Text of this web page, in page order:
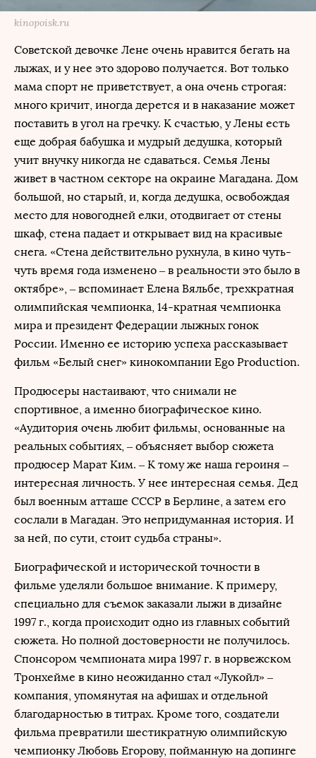
kinopoisk.ru
Советской девочке Лене очень нравится бегать на
лыжах, и у нее это здорово получается. Вот только
мама спорт не приветствует, а она очень строгая:
много кричит, иногда дерется и в наказание может
поставить в угол на гречку. К счастью, у Лены есть
еще добрая бабушка и мудрый дедушка, который
учит внучку никогда не сдаваться. Семья Лены
живет в частном секторе на окраине Магадана. Дом
большой, но старый, и, когда дедушка, освобождая
место для новогодней елки, отодвигает от стены
шкаф, стена падает и открывает вид на красивые
снега. «Стена действительно рухнула, в кино чуть-
чуть время года изменено – в реальности это было в
октябре», – вспоминает Елена Вяльбе, трехкратная
олимпийская чемпионка, 14-кратная чемпионка
мира и президент Федерации лыжных гонок
России. Именно ее историю успеха рассказывает
фильм «Белый снег» кинокомпании Ego Production.
Продюсеры настаивают, что снимали не
спортивное, а именно биографическое кино.
«Аудитория очень любит фильмы, основанные на
реальных событиях, – объясняет выбор сюжета
продюсер Марат Ким. – К тому же наша героиня –
интересная личность. У нее интересная семья. Дед
был военным атташе СССР в Берлине, а затем его
сослали в Магадан. Это непридуманная история. И
за ней, по сути, стоит судьба страны».
Биографической и исторической точности в
фильме уделяли большое внимание. К примеру,
специально для съемок заказали лыжи в дизайне
1997 г., когда происходит одно из главных событий
сюжета. Но полной достоверности не получилось.
Спонсором чемпионата мира 1997 г. в норвежском
Тронхейме в кино неожиданно стал «Лукойл» –
компания, упомянутая на афишах и отдельной
благодарностью в титрах. Кроме того, создатели
фильма превратили шестикратную олимпийскую
чемпионку Любовь Егорову, пойманную на допинге